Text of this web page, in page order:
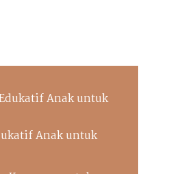
Anak untuk